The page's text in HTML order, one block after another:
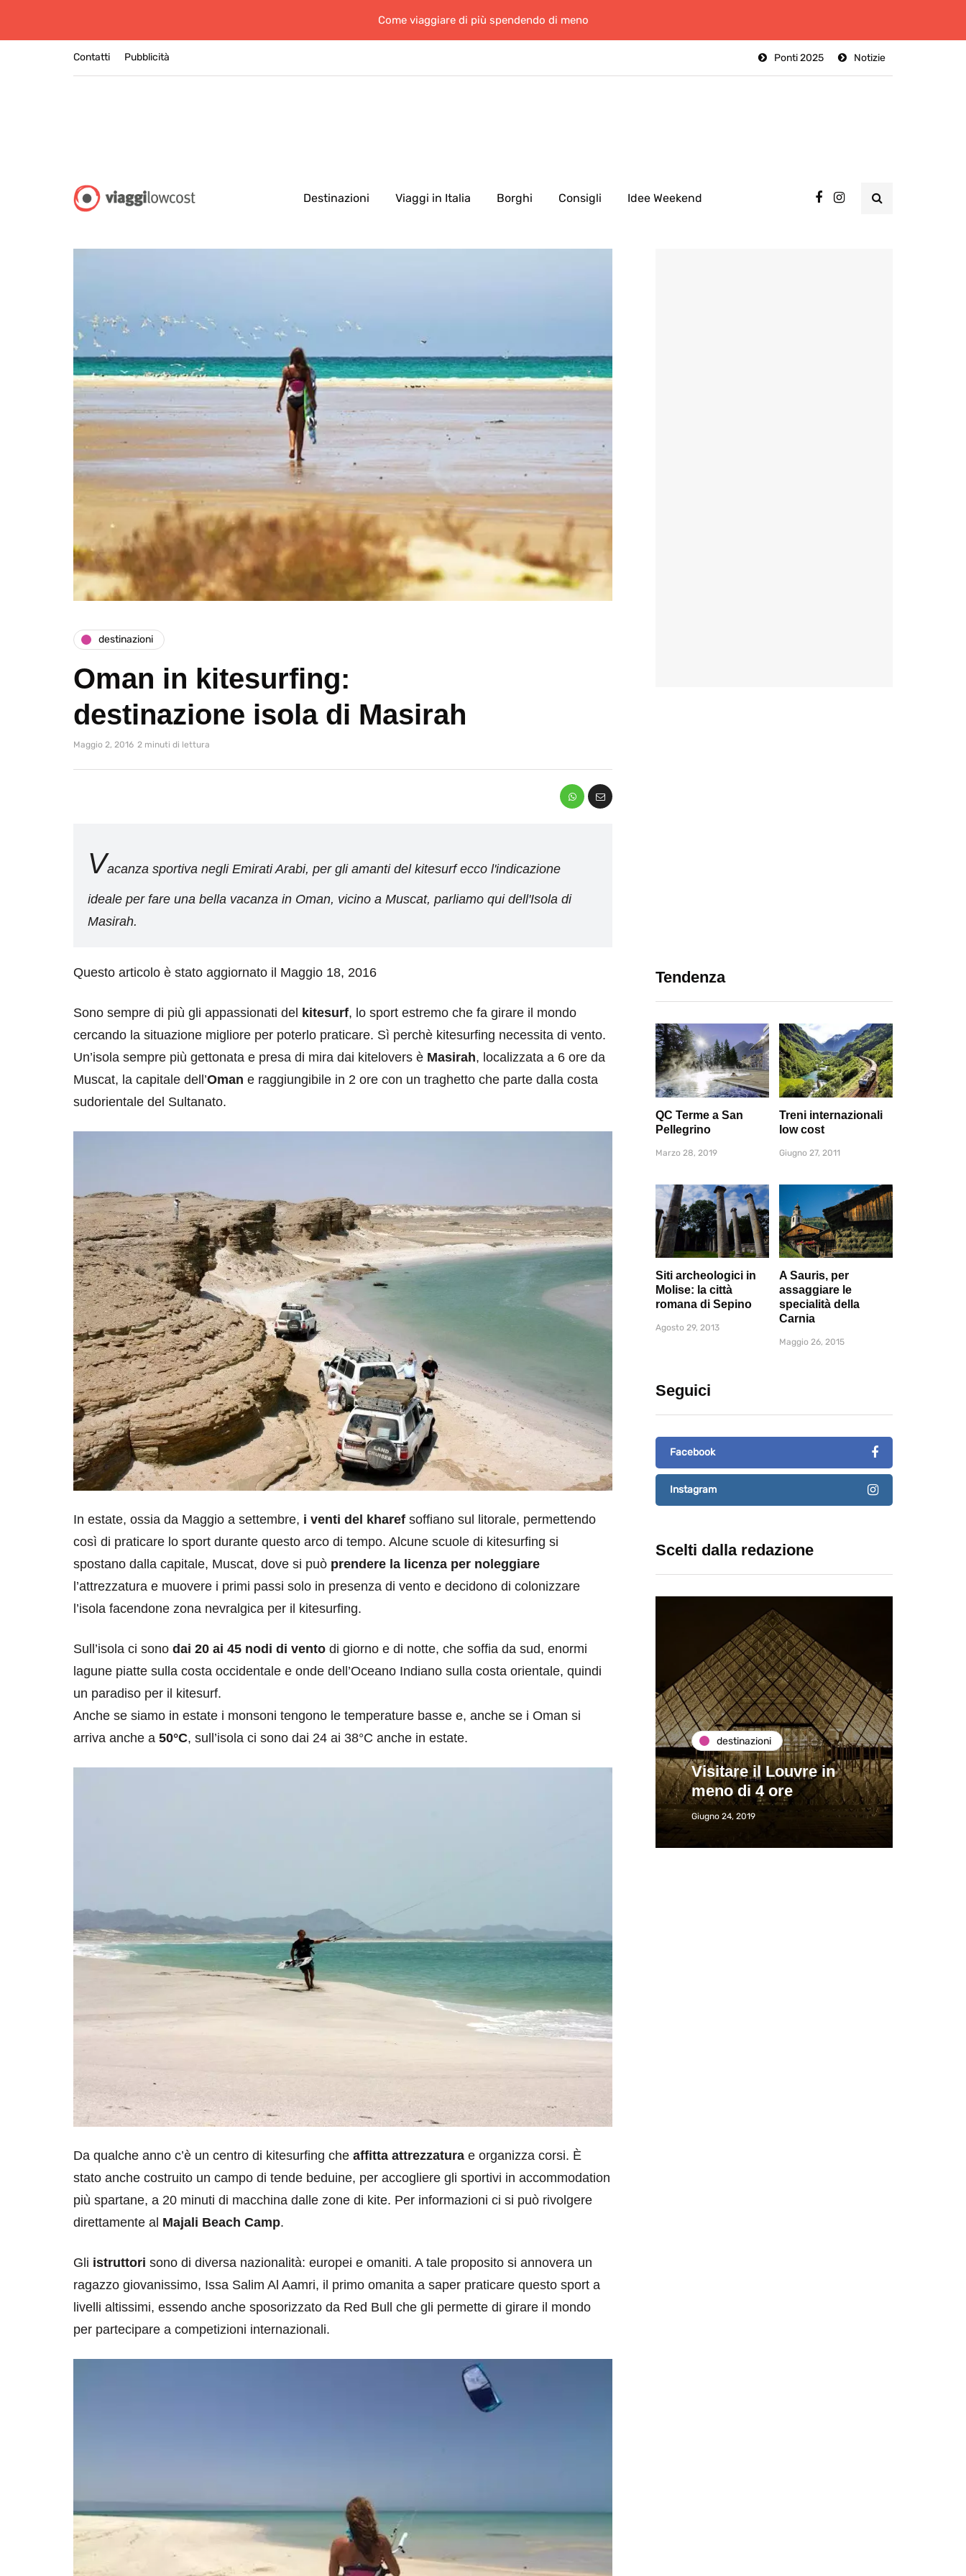
Come viaggiare di più spendendo di meno
Contatti Notizie
Ponti 2025
Pubblicità
Destinazioni Viaggi in Italia Borghi Consigli Idee Weekend
destinazioni
Oman in kitesurfing:
destinazione isola di Masirah
Maggio 2, 2016 2 minuti di lettura
Vacanza sportiva negli Emirati Arabi, per gli amanti del kitesurf ecco l'indicazione
ideale per fare una bella vacanza in Oman, vicino a Muscat, parliamo qui dell'Isola di
Masirah.
Questo articolo è stato aggiornato il Maggio 18, 2016
Sono sempre di più gli appassionati del kitesurf, lo sport estremo che fa girare il mondo
cercando la situazione migliore per poterlo praticare. Sì perchè kitesurfing necessita di vento.
Un’isola sempre più gettonata e presa di mira dai kitelovers è Masirah, localizzata a 6 ore da
Muscat, la capitale dell’Oman e raggiungibile in 2 ore con un traghetto che parte dalla costa
sudorientale del Sultanato.
In estate, ossia da Maggio a settembre, i venti del kharef soffiano sul litorale, permettendo
così di praticare lo sport durante questo arco di tempo. Alcune scuole di kitesurfing si
spostano dalla capitale, Muscat, dove si può prendere la licenza per noleggiare
l’attrezzatura e muovere i primi passi solo in presenza di vento e decidono di colonizzare
l’isola facendone zona nevralgica per il kitesurfing.
Sull’isola ci sono dai 20 ai 45 nodi di vento di giorno e di notte, che soffia da sud, enormi
lagune piatte sulla costa occidentale e onde dell’Oceano Indiano sulla costa orientale, quindi
un paradiso per il kitesurf.
Anche se siamo in estate i monsoni tengono le temperature basse e, anche se i Oman si
arriva anche a 50°C, sull’isola ci sono dai 24 ai 38°C anche in estate.
Da qualche anno c’è un centro di kitesurfing che affitta attrezzatura e organizza corsi. È
stato anche costruito un campo di tende beduine, per accogliere gli sportivi in accommodation
più spartane, a 20 minuti di macchina dalle zone di kite. Per informazioni ci si può rivolgere
direttamente al Majali Beach Camp.
Gli istruttori sono di diversa nazionalità: europei e omaniti. A tale proposito si annovera un
ragazzo giovanissimo, Issa Salim Al Aamri, il primo omanita a saper praticare questo sport a
livelli altissimi, essendo anche sposorizzato da Red Bull che gli permette di girare il mondo
per partecipare a competizioni internazionali.
Tendenza
QC Terme a San
Pellegrino
Marzo 28, 2019
Treni internazionali
low cost
Giugno 27, 2011
Siti archeologici in
Molise: la città
romana di Sepino
Agosto 29, 2013
A Sauris, per
assaggiare le
specialità della
Carnia
Maggio 26, 2015
Seguici
Facebook
Instagram
Scelti dalla redazione
il Louvre in
destinazioni
Paros e la Grecia di
Eventi di aprile 2026 a
destinazioni
Visitare il Louvre in
meno di 4 ore
Giugno 24, 2019